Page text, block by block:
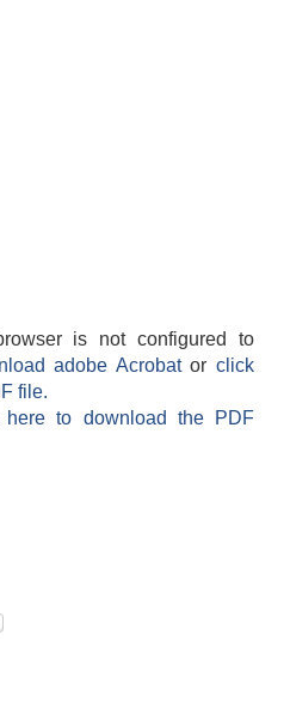
is not configured to
adobe Acrobatorclick
file.
here to download the PDF